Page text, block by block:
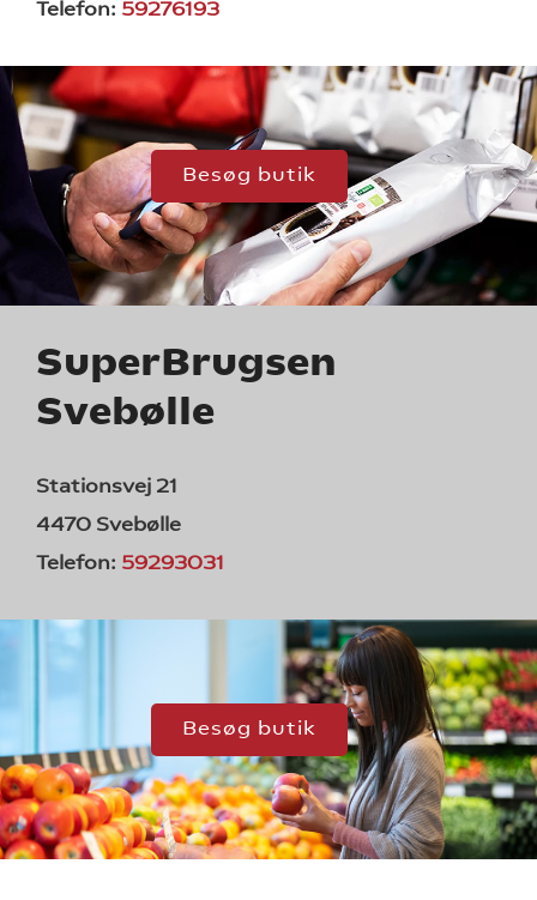
Besøg butik
Telefon: 59276193
SuperBrugsen
Svebølle
Stationsvej 21
4470 Svebølle
Telefon: 59293031
Besøg butik